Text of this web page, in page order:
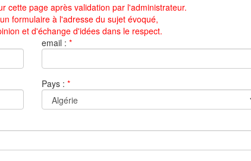
cette page après validation par l'administrateur.
formulaire à l'adresse du sujet évoqué,
et d'échange d'idées dans le respect.
email :*
Pays :*